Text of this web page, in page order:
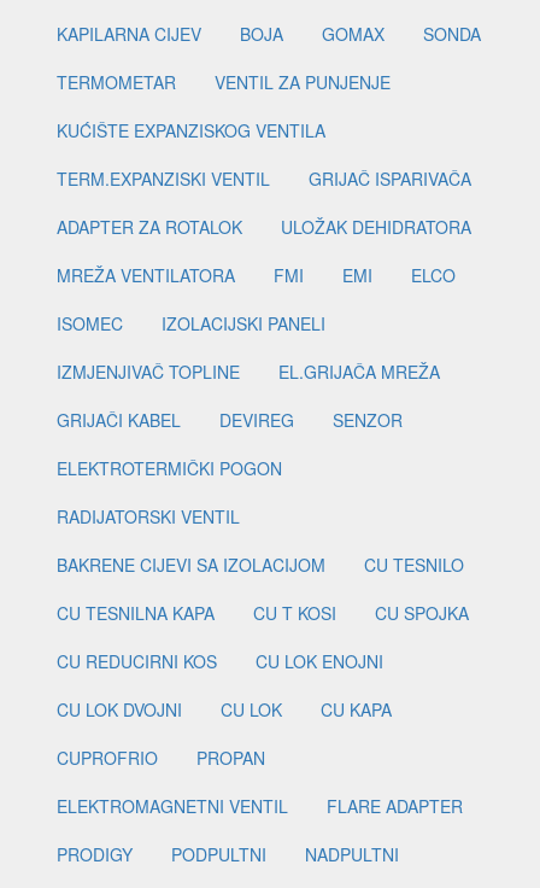
KAPILARNA CIJEV
BOJA GOMAX
SONDA
TERMOMETAR
VENTIL ZA PUNJENJE
KUĆIŠTE EXPANZISKOG VENTILA
TERM.EXPANZISKI VENTIL
GRIJAČ ISPARIVAČA
ADAPTER ZA ROTALOK
ULOŽAK DEHIDRATORA
MREŽA VENTILATORA
FMI EMI
ELCO
ISOMEC
IZOLACIJSKI PANELI
IZMJENJIVAČ TOPLINE
EL.GRIJAČA MREŽA
GRIJAČI KABEL
DEVIREG
SENZOR
ELEKTROTERMIČKI POGON
RADIJATORSKI VENTIL
BAKRENE CIJEVI SA IZOLACIJOM
CU TESNILO
CU TESNILNA KAPA
CU T KOSI
CU SPOJKA
CU REDUCIRNI KOS
CU LOK ENOJNI
CU LOK DVOJNI
CU LOK
CU KAPA
CUPROFRIO
PROPAN
ELEKTROMAGNETNI VENTIL
FLARE ADAPTER
PRODIGY
PODPULTNI
NADPULTNI